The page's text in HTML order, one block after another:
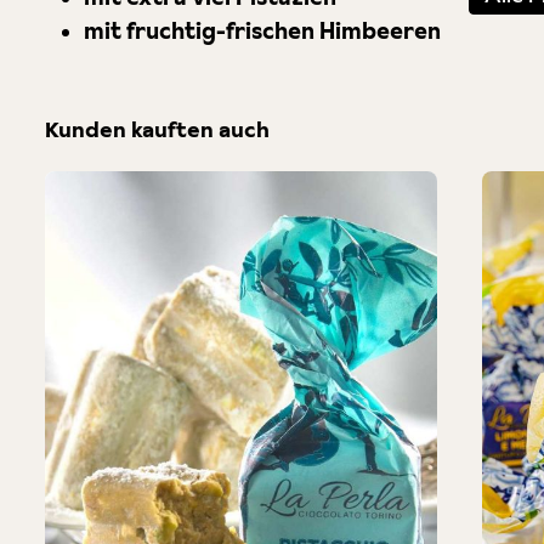
mit fruchtig-frischen Himbeeren
Kunden kauften auch
Produktgalerie überspringen